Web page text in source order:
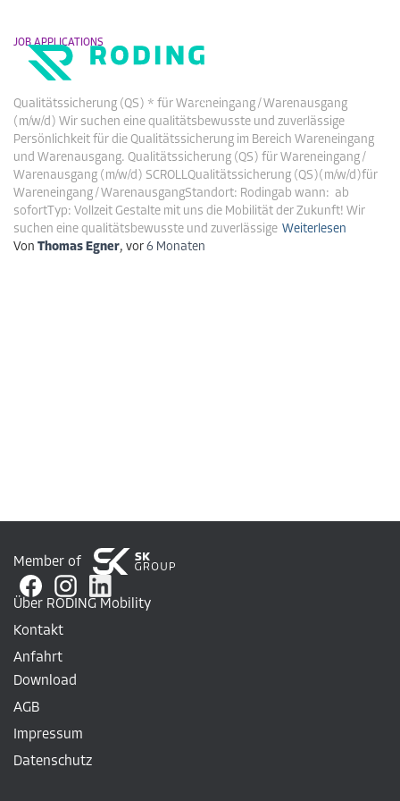
DE EN
JOB APPLICATIONS
QS_we_wa
Qualitätssicherung (QS) * für Wareneingang / Warenausgang
(m/w/d) Wir suchen eine qualitätsbewusste und zuverlässige
Persönlichkeit für die Qualitätssicherung im Bereich Wareneingang
und Warenausgang. Qualitätssicherung (QS) für Wareneingang /
Warenausgang (m/w/d) SCROLLQualitätssicherung (QS)(m/w/d)für
Wareneingang / WarenausgangStandort: Rodingab wann: ab
sofortTyp: Vollzeit Gestalte mit uns die Mobilität der Zukunft! Wir
suchen eine qualitätsbewusste und zuverlässige Weiterlesen
Von Thomas Egner, vor 6 Monaten
Member of
Über RODING Mobility
Kontakt
Anfahrt
Download
AGB
Impressum
Datenschutz